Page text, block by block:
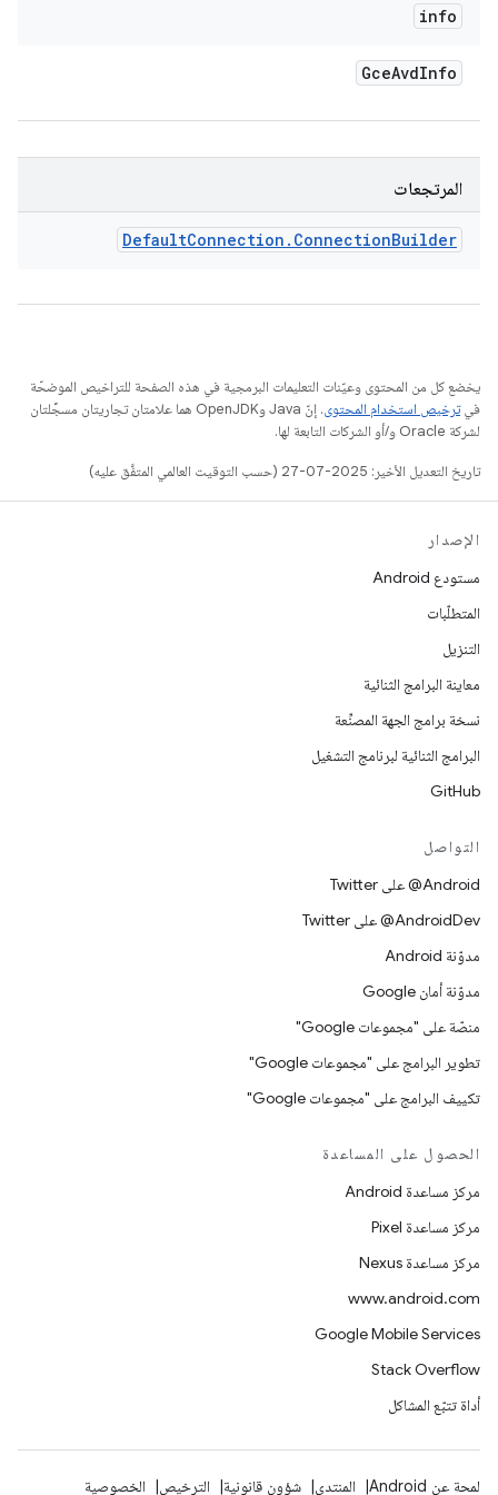
info
GceAvdInfo
المرتجعات
DefaultConnection . ConnectionBuilder
يخضع كل من المحتوى وعيّنات التعليمات البرمجية في هذه الصفحة للتراخيص الموضحّة
فيترخيص استخدام المحتوى
. إنّ Java وOpenJDK هما علامتان تجاريتان مسجَّلتان
لشركة Oracle و/أو الشركات التابعة لها.
تاريخ التعديل الأخير: 2025-07-27 (حسب التوقيت العالمي المتفَّق عليه)
الإصدار
مستودع Android
المتطلّبات
التنزيل
معاينة البرامج الثنائية
نسخة برامج الجهة المصنِّعة
البرامج الثنائية لبرنامج التشغيل
GitHub
التواصل
‎@Android على Twitter
‎@AndroidDev على Twitter
مدوّنة Android
مدوّنة أمان Google
منصّة على "مجموعات Google"
تطوير البرامج على "مجموعات Google"
تكييف البرامج على "مجموعات Google"
الحصول على المساعدة
مركز مساعدة Android
مركز مساعدة Pixel
مركز مساعدة Nexus
www.android.com
Google Mobile Services
Stack Overflow
أداة تتبّع المشاكل
لمحة عن Android المنتدى شؤون قانونية الترخيص
الخصوصية